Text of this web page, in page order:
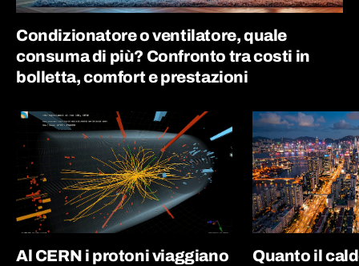
Condizionatore o ventilatore, quale
consuma di più? Confronto tra costi in
bolletta, comfort e prestazioni
Al CERN i protoni viaggiano
Quanto il